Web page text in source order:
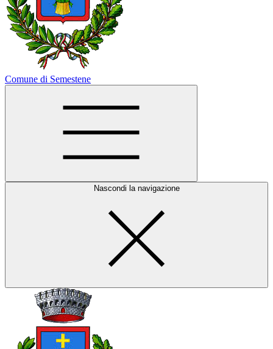
Comune di Semestene
Nascondi la navigazione